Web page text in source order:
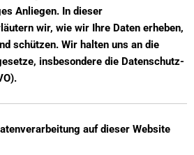
Anliegen. In dieser
wir, wie wir Ihre Daten erheben,
schützen. Wir halten uns an die
insbesondere die Datenschutz-
auf dieser Website